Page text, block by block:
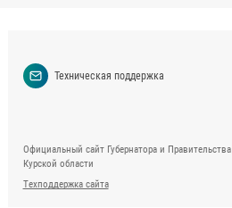
Техническая поддержка
Официальный сайт Губернатора и Правительства
Курской области
Техподдержка сайта